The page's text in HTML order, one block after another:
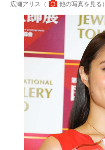
広瀬アリス（ 他の写真を見る ）